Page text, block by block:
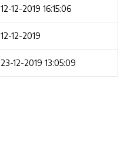
12-12-2019 16:15:06
12-12-2019
23-12-2019 13:05:09